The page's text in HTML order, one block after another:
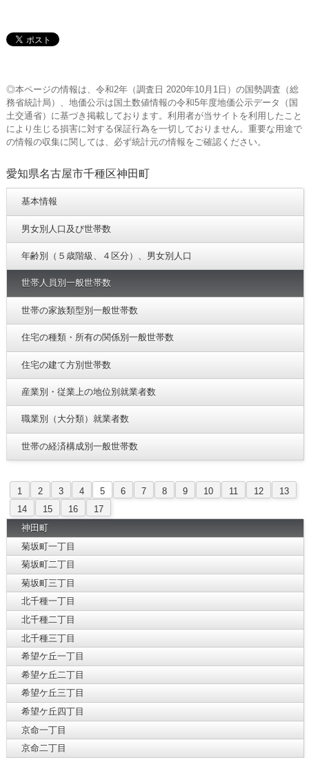
◎本ページの情報は、令和2年（調査日 2020年10月1日）の国勢調査（総
務省統計局）、地価公示は国土数値情報の令和5年度地価公示データ（国
土交通省）に基づき掲載しております。利用者が当サイトを利用したこと
により生じる損害に対する保証行為を一切しておりません。重要な用途で
の情報の収集に関しては、必ず統計元の情報をご確認ください。
愛知県名古屋市千種区神田町
基本情報
男女別人口及び世帯数
年齢別（５歳階級、４区分）、男女別人口
世帯人員別一般世帯数
世帯の家族類型別一般世帯数
住宅の種類・所有の関係別一般世帯数
住宅の建て方別世帯数
産業別・従業上の地位別就業者数
職業別（大分類）就業者数
世帯の経済構成別一般世帯数
1 2 3 4 5 6 7 8 9 10 11 12
13
14
15 16
17
神田町
菊坂町一丁目
菊坂町二丁目
菊坂町三丁目
北千種一丁目
北千種二丁目
北千種三丁目
希望ケ丘一丁目
希望ケ丘二丁目
希望ケ丘三丁目
希望ケ丘四丁目
京命一丁目
京命二丁目